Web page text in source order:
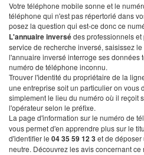
Votre téléphone mobile sonne et le
téléphone qui n'est pas répertorié dans
posez la question qui est-ce donc ce
L'annuaire inversédes professionnels
service de recherche inversé, saisissez
l'annuaire inversé interroge ses données
numéro de téléphone inconnu.
Trouver l'identité du propriétaire de la
une entreprise soit un particulier on vous
simplement le lieu du numéro où il reçoit
l'opérateur selon le préfixe.
La page d'information sur le numéro de
vous permet d'en apprendre plus sur le
d'identifier le 04 35 59 12 3et de déposer
neutre. Découvrez les avis concernant ce